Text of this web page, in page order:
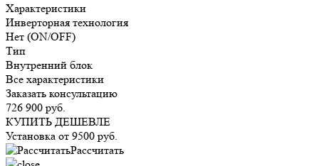
Характеристики
Инверторная технология
Нет (ON/OFF)
Тип
Внутренний блок
Все характеристики
Заказать консультацию
726 900 руб.
КУПИТЬ ДЕШЕВЛЕ
Установка от 9500 руб.
Рассчитать